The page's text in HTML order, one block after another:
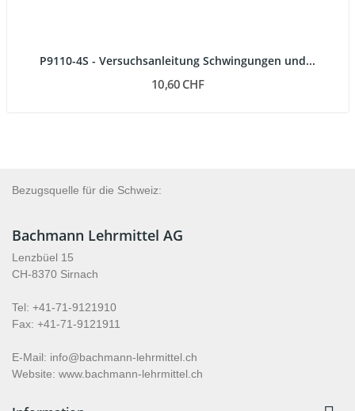
P9110-4S - Versuchsanleitung Schwingungen und...
10,60 CHF
Bezugsquelle für die Schweiz:
Bachmann Lehrmittel AG
Lenzbüel 15
CH-8370 Sirnach
Tel: +41-71-9121910
Fax: +41-71-9121911
E-Mail: info@bachmann-lehrmittel.ch
Website: www.bachmann-lehrmittel.ch